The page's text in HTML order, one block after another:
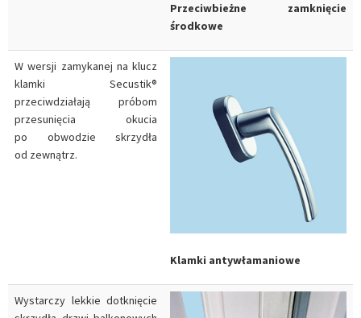
Przeciwbieżne zamknięcie
środkowe
W wersji zamykanej na klucz
klamki Secustik®
przeciwdziałają próbom
przesunięcia okucia
po obwodzie skrzydła
od zewnątrz.
Klamki antywłamaniowe
Wystarczy lekkie dotknięcie